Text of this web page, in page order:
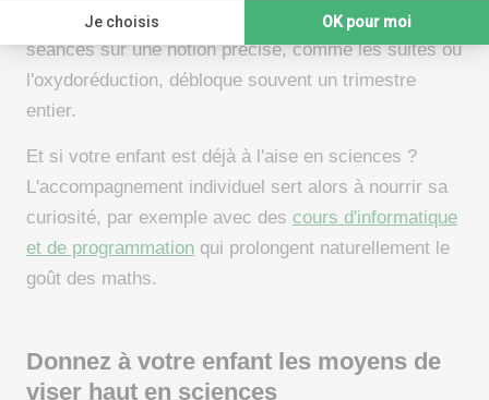
d'accélération : un mini-stage de trois ou quatre
séances sur une notion précise, comme les suites ou
l'oxydoréduction, débloque souvent un trimestre
entier.
Et si votre enfant est déjà à l'aise en sciences ?
L'accompagnement individuel sert alors à nourrir sa
curiosité, par exemple avec des cours d'informatique
et de programmation qui prolongent naturellement le
goût des maths.
Donnez à votre enfant les moyens de
viser haut en sciences